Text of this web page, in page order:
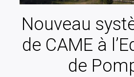
Nouveau
de CAME à
de